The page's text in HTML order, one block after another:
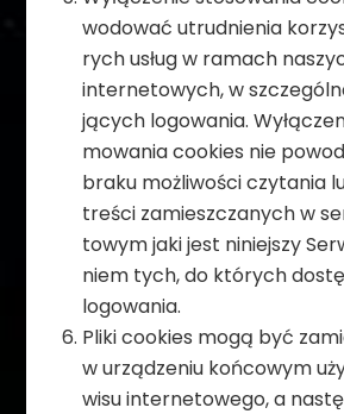
wo­do­wać utrud­nie­nia
rych usług w ramach
inter­ne­to­wych, w
ją­cych logo­wa­nia.
mo­wa­nia cookies nie
braku moż­li­wo­ści czy­ta­nia
tre­ści zamiesz­cza­nych w
to­wym jaki jest niniej­szy
niem tych, do któ­rych
logowania.
Pliki cookies mogą być
w urzą­dze­niu koń­co­wym
wisu inter­ne­to­wego, a